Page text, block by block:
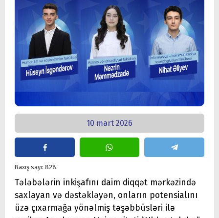
10 mart 2026
Baxış sayı: 828
Tələbələrin inkişafını daim diqqət mərkəzində
saxlayan və dəstəkləyən, onların potensialını
üzə çıxarmağa yönəlmiş təşəbbüsləri ilə